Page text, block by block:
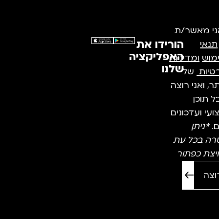
מאשר/ת
תנאי
ומדיניות
של
ואני רוצה
תוכן
ועדכונים
*ניתן
בכל עת
כפתור
הורידו את
האפליקציה
שלנו